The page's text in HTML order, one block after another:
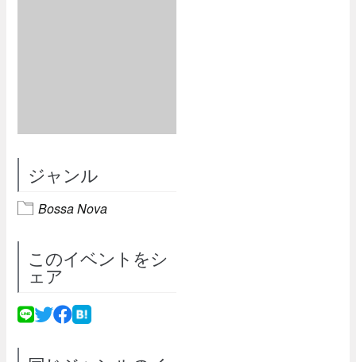
ジャンル
Bossa Nova
このイベントをシ
ェア